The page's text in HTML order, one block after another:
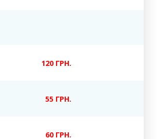
120 ГРН.
55 ГРН.
60 ГРН.